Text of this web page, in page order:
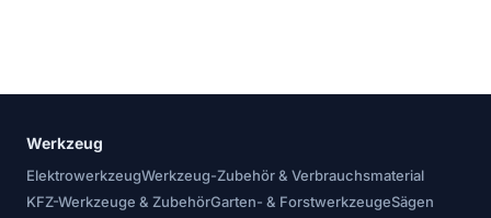
Werkzeug
ElektrowerkzeugWerkzeug-Zubehör & Verbrauchsmaterial
KFZ-Werkzeuge & ZubehörGarten- & ForstwerkzeugeSägen